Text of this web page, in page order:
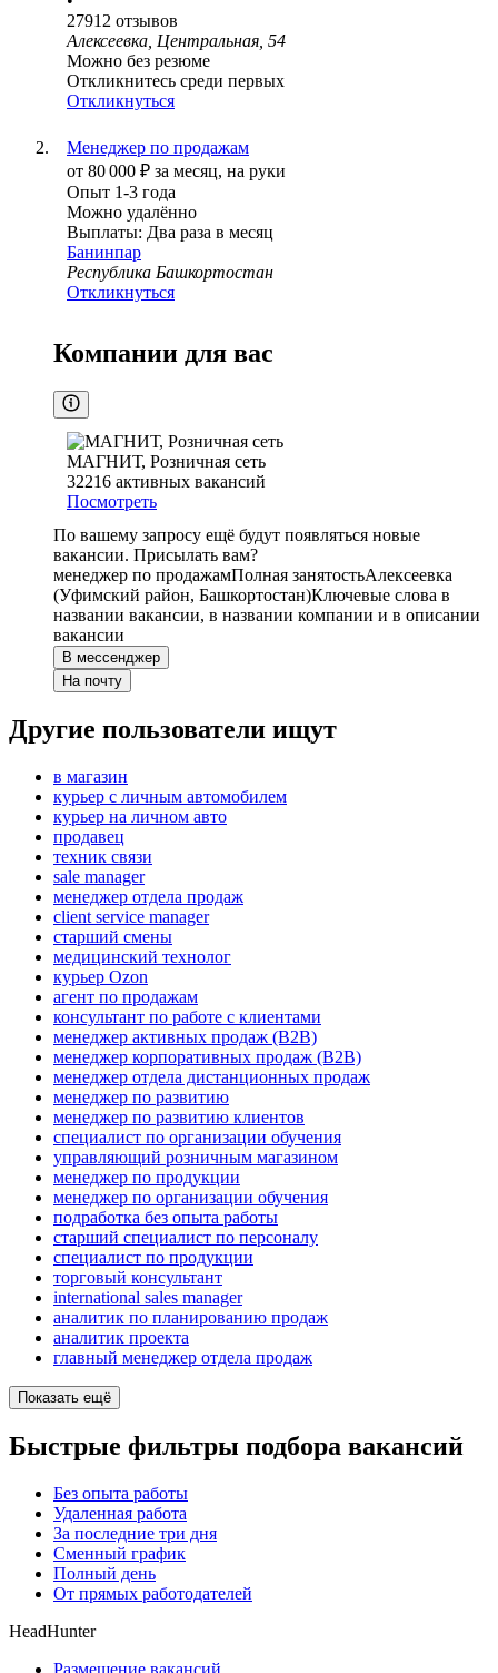
27912 отзывов
Алексеевка, Центральная, 54
Можно без резюме
Откликнитесь среди первых
Откликнуться
Менеджер по продажам
от 80 000 ₽ за месяц, на руки
Опыт 1-3 года
Можно удалённо
Выплаты: Два раза в месяц
Банинпар
Республика Башкортостан
Откликнуться
Компании для вас
МАГНИТ, Розничная сеть
32216 активных вакансий
Посмотреть
По вашему запросу ещё будут появляться новые
вакансии. Присылать вам?
менеджер по продажамПолная занятостьАлексеевка
(Уфимский район, Башкортостан)Ключевые слова в
названии вакансии, в названии компании и в описании
вакансии
В мессенджер
На почту
Другие пользователи ищут
в магазин
курьер с личным автомобилем
курьер на личном авто
продавец
техник связи
sale manager
менеджер отдела продаж
client service manager
старший смены
медицинский технолог
курьер Ozon
агент по продажам
консультант по работе с клиентами
менеджер активных продаж (B2B)
менеджер корпоративных продаж (B2B)
менеджер отдела дистанционных продаж
менеджер по развитию
менеджер по развитию клиентов
специалист по организации обучения
управляющий розничным магазином
менеджер по продукции
менеджер по организации обучения
подработка без опыта работы
старший специалист по персоналу
специалист по продукции
торговый консультант
international sales manager
аналитик по планированию продаж
аналитик проекта
главный менеджер отдела продаж
Показать ещё
Быстрые фильтры подбора вакансий
Без опыта работы
Удаленная работа
За последние три дня
Сменный график
Полный день
От прямых работодателей
HeadHunter
Размещение вакансий